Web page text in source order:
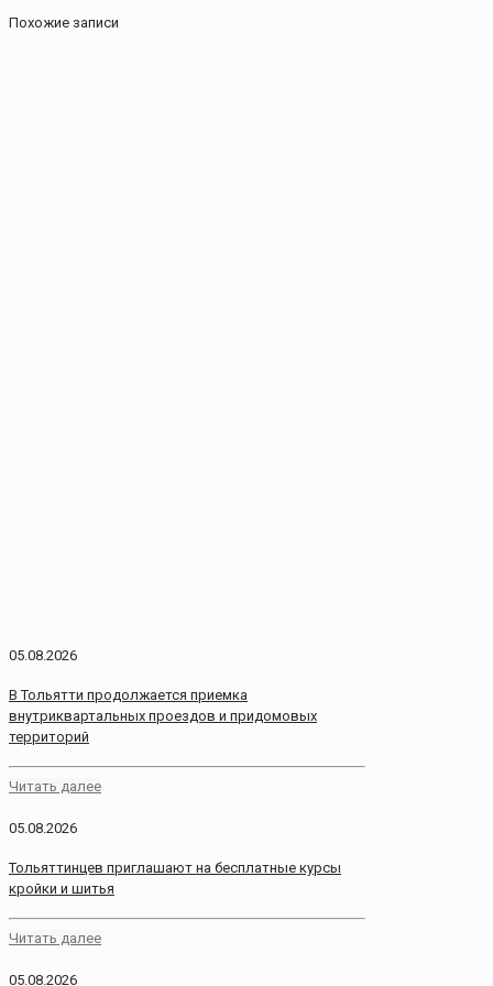
Похожие записи
05.08.2026
В Тольятти продолжается приемка
внутриквартальных проездов и придомовых
территорий
Читать далее
05.08.2026
Тольяттинцев приглашают на бесплатные курсы
кройки и шитья
Читать далее
05.08.2026